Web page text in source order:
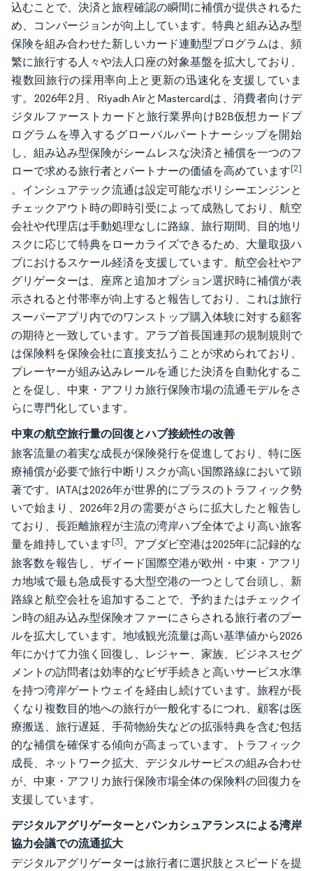
込むことで、決済と旅程確認の瞬間に補償が提供されるた
め、コンバージョンが向上しています。特典と組み込み型
保険を組み合わせた新しいカード連動型プログラムは、頻
繁に旅行する人々や法人口座の対象基盤を拡大しており、
複数回旅行の採用率向上と更新の迅速化を支援していま
す。2026年2月、Riyadh AirとMastercardは、消費者向けデ
ジタルファーストカードと旅行業界向けB2B仮想カードプ
ログラムを導入するグローバルパートナーシップを開始
し、組み込み型保険がシームレスな決済と補償を一つのフ
ローで求める旅行者とパートナーの価値を高めています[2]
。インシュアテック流通は設定可能なポリシーエンジンと
チェックアウト時の即時引受によって成熟しており、航空
会社や代理店は手動処理なしに路線、旅行期間、目的地リ
スクに応じて特典をローカライズできるため、大量取扱ハ
ブにおけるスケール経済を支援しています。航空会社やア
グリゲーターは、座席と追加オプション選択時に補償が表
示されると付帯率が向上すると報告しており、これは旅行
スーパーアプリ内でのワンストップ購入体験に対する顧客
の期待と一致しています。アラブ首長国連邦の規制規則で
は保険料を保険会社に直接支払うことが求められており、
プレーヤーが組み込みレールを通じた決済を自動化するこ
とを促し、中東・アフリカ旅行保険市場の流通モデルをさ
らに専門化しています。
中東の航空旅行量の回復とハブ接続性の改善
旅客流量の着実な成長が保険発行を促進しており、特に医
療補償が必要で旅行中断リスクが高い国際路線において顕
著です。IATAは2026年が世界的にプラスのトラフィック勢
いで始まり、2026年2月の需要がさらに拡大したと報告し
ており、長距離旅程が主流の湾岸ハブ全体でより高い旅客
量を維持しています[3]。アブダビ空港は2025年に記録的な
旅客数を報告し、ザイード国際空港が欧州・中東・アフリ
カ地域で最も急成長する大型空港の一つとして台頭し、新
路線と航空会社を追加することで、予約またはチェックイ
ン時の組み込み型保険オファーにさらされる旅行者のプー
ルを拡大しています。地域観光流量は高い基準値から2026
年にかけて力強く回復し、レジャー、家族、ビジネスセグ
メントの訪問者は効率的なビザ手続きと高いサービス水準
を持つ湾岸ゲートウェイを経由し続けています。旅程が長
くなり複数目的地への旅行が一般化するにつれ、顧客は医
療搬送、旅行遅延、手荷物紛失などの拡張特典を含む包括
的な補償を確保する傾向が高まっています。トラフィック
成長、ネットワーク拡大、デジタルサービスの組み合わせ
が、中東・アフリカ旅行保険市場全体の保険料の回復力を
支援しています。
デジタルアグリゲーターとバンカシュアランスによる湾岸
協力会議での流通拡大
デジタルアグリゲーターは旅行者に選択肢とスピードを提